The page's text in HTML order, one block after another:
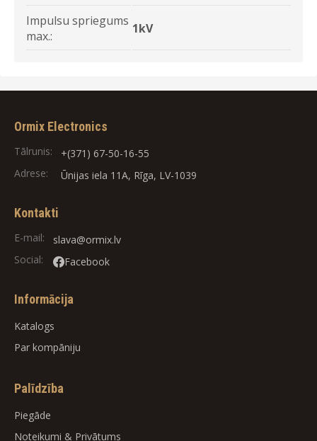
Impulsu spriegums
max.:
1kV
Ormix Electronics
Tālrunis:
+(371) 67-50-16-55
Adrese:
Ūnijas iela 11A, Rīga, LV-1039
Kontakti
E-mail:
slava@ormix.lv
Social:
Facebook
Informācija
Katalogs
Par kompāniju
Palīdzība
Piegāde
Noteikumi & Privātums